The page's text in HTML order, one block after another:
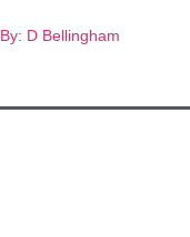
By: D Bellingham